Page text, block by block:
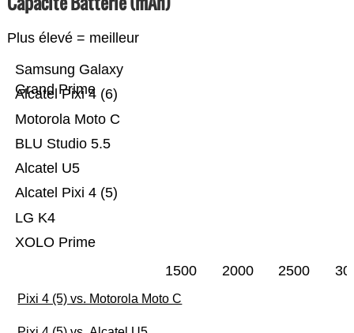
Plus élevé = meilleur
XOLO Prime
LG K4
Alcatel Pixi 4 (5)
Alcatel U5
BLU Studio 5.5
Motorola Moto C
Alcatel Pixi 4 (6)
Samsung Galaxy
Grand Prime
1500 2000 2500
Pixi 4 (5) vs. Motorola Moto C